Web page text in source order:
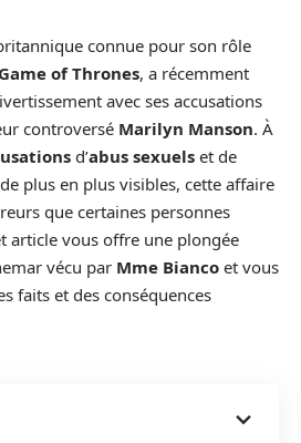
connue pour son rôle
Game of Thrones, a récemment
avec ses accusations
controversé Marilyn Manson. À
d’abus sexuels et de
plus en plus visibles, cette affaire
que certaines personnes
article vous offre une plongée
vécu par Mme Bianco et vous
faits et des conséquences